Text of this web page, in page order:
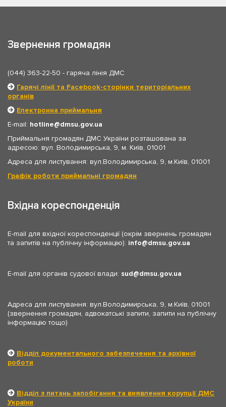
Звернення громадян
(044) 363-22-50 - гаряча лінія ДМС
Гарячі лінії та Facebook-сторінки територіальних
органів
Електронна приймальня
E-mail: hotline
dmsu.gov.ua
Приймальня громадян ДМС України розташована за
адресою: вул. Володимирська, 9, м. Київ, 01001
Адреса для листування: вул.Володимирська, 9, м.Київ, 01001
Графік роботи приймальні громадян
Вхідна кореспонденція
E-mail для вхідної кореспонденції (окрім звернень громадян
та запитів на публічну інформацію): info dmsu.gov.ua
E-mail для органів судової влади: sud dmsu.gov.ua
Адреса для листування: вул.Володимирська, 9, м.Київ, 01001
(звернення громадян, адвокатські запити, запити на публічну
інформацію тощо)
Відділ документального забезпечення та архівної
роботи
Відділ з питань запобігання та виявлення корупції ДМС
України